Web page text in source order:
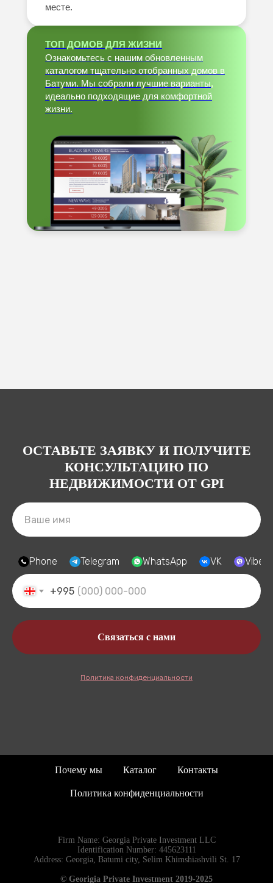
месте.
ТОП ДОМОВ ДЛЯ ЖИЗНИ
Ознакомьтесь с нашим обновленным
каталогом тщательно отобранных домов в
Батуми. Мы собрали лучшие варианты,
идеально подходящие для комфортной
жизни.
ОСТАВЬТЕ ЗАЯВКУ И ПОЛУЧИТЕ
КОНСУЛЬТАЦИЮ ПО
НЕДВИЖИМОСТИ ОТ GPI
Phone Telegram WhatsApp VK Viber
+995
Связаться с нами
Политика конфиденциальности
Почему мы Каталог Контакты
Политика конфиденциальности
Firm Name: Georgia Private Investment LLC
Identification Number: 445623111
Address: Georgia, Batumi city, Selim Khimshiashvili St. 17
© Georigia Private Investment 2019-2025